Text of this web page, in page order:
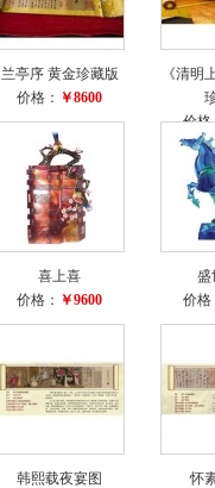
兰亭序 黄金珍藏版
价格： ￥8600
《清明
价格
喜上喜
价格： ￥9600
盛
价格
韩熙载夜宴图
怀